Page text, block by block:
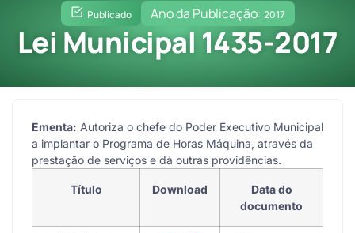
Publicado Ano da Publicação: 2017
Lei Municipal 1435-2017
Ementa: Autoriza o chefe do Poder Executivo Municipal
a implantar o Programa de Horas Máquina, através da
prestação de serviços e dá outras providências.
Título Download
Data do
documento